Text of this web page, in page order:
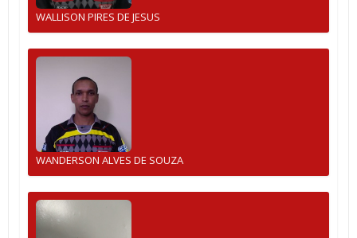
WALLISON PIRES DE JESUS
WANDERSON ALVES DE SOUZA